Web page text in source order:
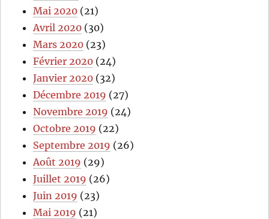
Mai 2020 (21)
Avril 2020 (30)
Mars 2020 (23)
Février 2020 (24)
Janvier 2020 (32)
Décembre 2019 (27)
Novembre 2019 (24)
Octobre 2019 (22)
Septembre 2019 (26)
Août 2019 (29)
Juillet 2019 (26)
Juin 2019 (23)
Mai 2019 (21)